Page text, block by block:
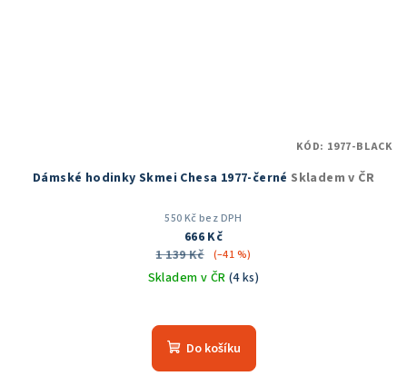
Dámské hodinky Skmei Chesa 1977-černé Skladem v ČR
550 Kč bez DPH
666 Kč
1 139 Kč
(–41 %)
Skladem v ČR (4 ks)
hodnocení
produktu
Do košíku
KÓD: 1977-BLACK